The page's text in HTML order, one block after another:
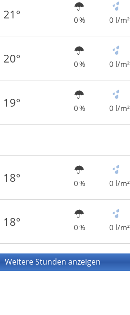
21° 0 % 0 l/m²
20° 0 % 0 l/m²
19° 0 % 0 l/m²
18° 0 % 0 l/m²
18° 0 % 0 l/m²
Weitere Stunden anzeigen